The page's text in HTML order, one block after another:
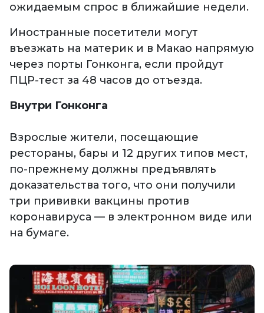
ожидаемым спрос в ближайшие недели.
Иностранные посетители могут
въезжать на материк и в Макао напрямую
через порты Гонконга, если пройдут
ПЦР-тест за 48 часов до отъезда.
Внутри Гонконга
Взрослые жители, посещающие
рестораны, бары и 12 других типов мест,
по-прежнему должны предъявлять
доказательства того, что они получили
три прививки вакцины против
коронавируса — в электронном виде или
на бумаге.